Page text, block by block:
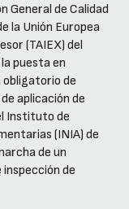
General de Calidad
la Unión Europea
(TAIEX) del
puesta en
de
aplicación de
Instituto de
(INIA) de
de un
de